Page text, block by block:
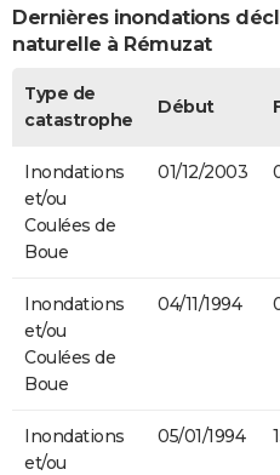
Dernières inondations
naturelle à Rémuzat
Type de
catastrophe
Début
Inondations
et/ou
Coulées de
Boue
01/12/2003
Inondations
et/ou
Coulées de
Boue
04/11/1994
Inondations
et/ou
05/01/1994